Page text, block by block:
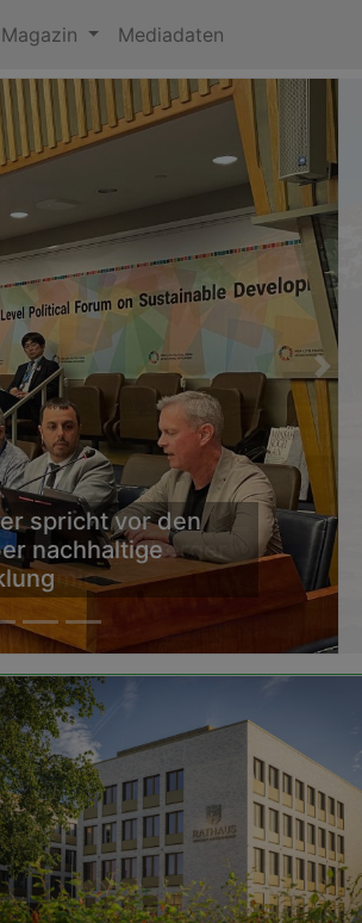
Mediadaten
Württemberger
Next